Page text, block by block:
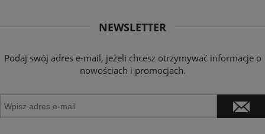
NEWSLETTER
Podaj swój adres e-mail, jeżeli chcesz otrzymywać informacje o
nowościach i promocjach.